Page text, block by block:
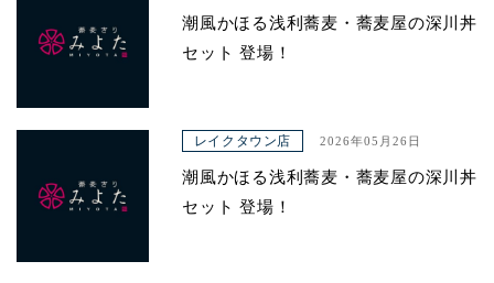
潮風かほる浅利蕎麦・蕎麦屋の深川丼
セット 登場！
レイクタウン店 2026年05月26日
潮風かほる浅利蕎麦・蕎麦屋の深川丼
セット 登場！